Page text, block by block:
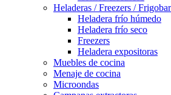
Heladeras / Freezers /
Heladera frío húmedo
Heladera frío seco
Freezers
Heladera expositoras
Muebles de cocina
Menaje de cocina
Microondas